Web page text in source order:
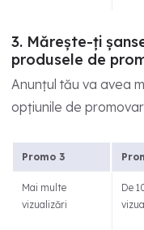
3. Mărește-ți
produsele de
Anunțul tău va avea
opțiunile de
Promo 3
Mai multe
vizualizări
De